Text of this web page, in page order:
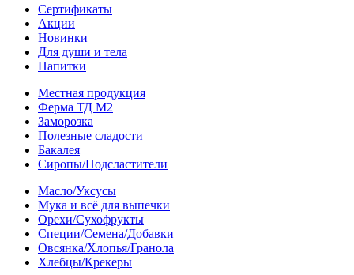
Сертификаты
Акции
Новинки
Для души и тела
Напитки
Местная продукция
Ферма ТД М2
Заморозка
Полезные сладости
Бакалея
Сиропы/Подсластители
Масло/Уксусы
Мука и всё для выпечки
Орехи/Сухофрукты
Специи/Семена/Добавки
Овсянка/Хлопья/Гранола
Хлебцы/Крекеры